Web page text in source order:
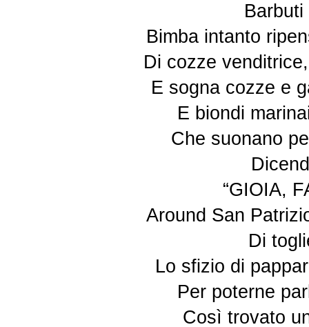
Barbuti
Bimba intanto
Di cozze
E sogna cozze e
E biondi
Che suonano
“GIOIA,
Around San
Di
Lo sfizio di
Per poterne
Così trovato